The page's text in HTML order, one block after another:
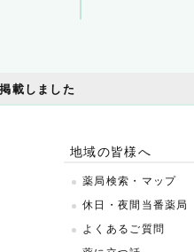
載しました
地域の皆様へ
薬局検索・マップ
休日・夜間当番薬局
よくあるご質問